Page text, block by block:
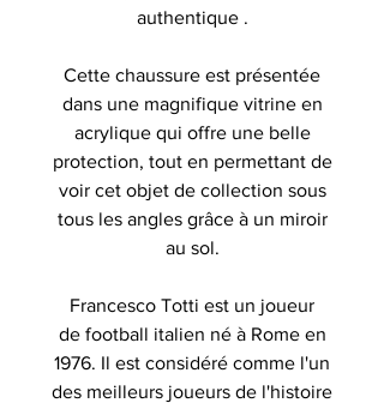
authentique .
Cette chaussure est présentée
dans une magnifique vitrine en
acrylique qui offre une belle
protection, tout en permettant de
voir cet objet de collection sous
tous les angles grâce à un miroir
au sol.
Francesco Totti est un joueur
de football italien né à Rome en
1976. Il est considéré comme l'un
des meilleurs joueurs de l'histoire